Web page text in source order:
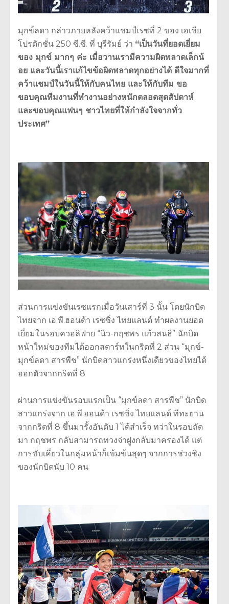
มุกข์ลดา กล่าวภายหลังคว้าแชมป์เรซที่ 2 ของ เอเชีย
โปรดักชั่น 250 ซี.ซี. ที่ บุรีรัมย์ ว่า “เป็นวันที่ยอดเยี่ยม
ของ มุกข์ มากๆ ค่ะ เมื่อวานเรามีความผิดพลาดเล็กน้
อย และวันนี้เราแก้ไขข้อผิดพลาดทุกอย่างได้ ดีใจมากที่
คว้าแชมป์ในวันนี้ให้กับคนไทย และให้กับทีม ขอ
ขอบคุณทีมงานที่ทำงานอย่างหนักตลอดสุดสัปดาห์
และขอบคุณแฟนๆ ชาวไทยที่ให้กำลังใจจากทั่ว
ประเทศ”
ส่วนการแข่งขันเรซแรกเมื่อวันเสาร์ที่ 3 นั้น โดยนักบิด
ไทยจาก เอ.พี.ฮอนด้า เรซซิ่ง ไทยแลนด์ ทำผลงานยอด
เยี่ยมในรอบควอลิฟาย “นิว-กฤชพร แก้วสนธิ” นักบิด
หน้าใหม่ของทีมได้ออกสตาร์ทในกริดที่ 2 ส่วน “มุกข์-
มุกข์ลดา สารพืช” นักบิดสาวแกร่งหนึ่งเดียวของไทยได้
ออกตัวจากกริดที่ 8
ผ่านการแข่งขันรอบแรกเป็น “มุกข์ลดา สารพืช” นักบิด
สาวแกร่งจาก เอ.พี.ฮอนด้า เรซซิ่ง ไทยแลนด์ ทีทะยาน
จากกริดที่ 8 ขึ้นมารั้งอันดับ 1 ได้สำเร็จ ทว่าในรอบถัด
มา กฤชพร กลับสามารถทวงจ่าฝูงกลับมาครองได้ แต่
การขับเคี่ยวในกลุ่มหน้าก็เข้มข้นสุดๆ จากการช่วงชิง
ของนักบิดนับ 10 คน